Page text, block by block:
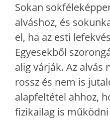
Sokan
alváshoz, és
el, ha az esti
Egyesekből
alig várják. Az alvás
rossz és nem is
alapfeltétel ahhoz,
fizikailag is